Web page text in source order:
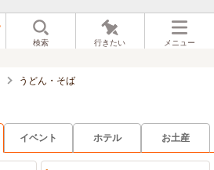
検索 行きたい メニュー
うどん・そば
イベント ホテル お土産